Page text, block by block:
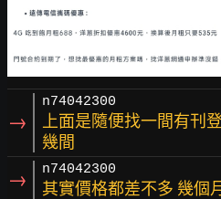
→
n74042300
上面是隨便找一間有刊
幾間
→ n74042300
其實價格都差不多 幾個